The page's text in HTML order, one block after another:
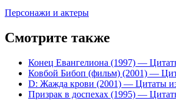
Персонажи и актеры
Смотрите также
Конец Евангелиона (1997) —
Ковбой Бибоп (фильм) (2001) —
D: Жажда крови (2001) — Цитаты
Призрак в доспехах (1995) —